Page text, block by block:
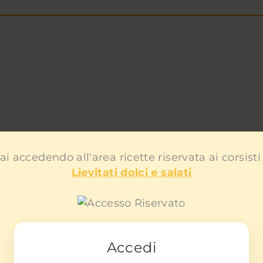
accedendo all'area ricette riservata ai
Lievitati dolci e salati
Accedi